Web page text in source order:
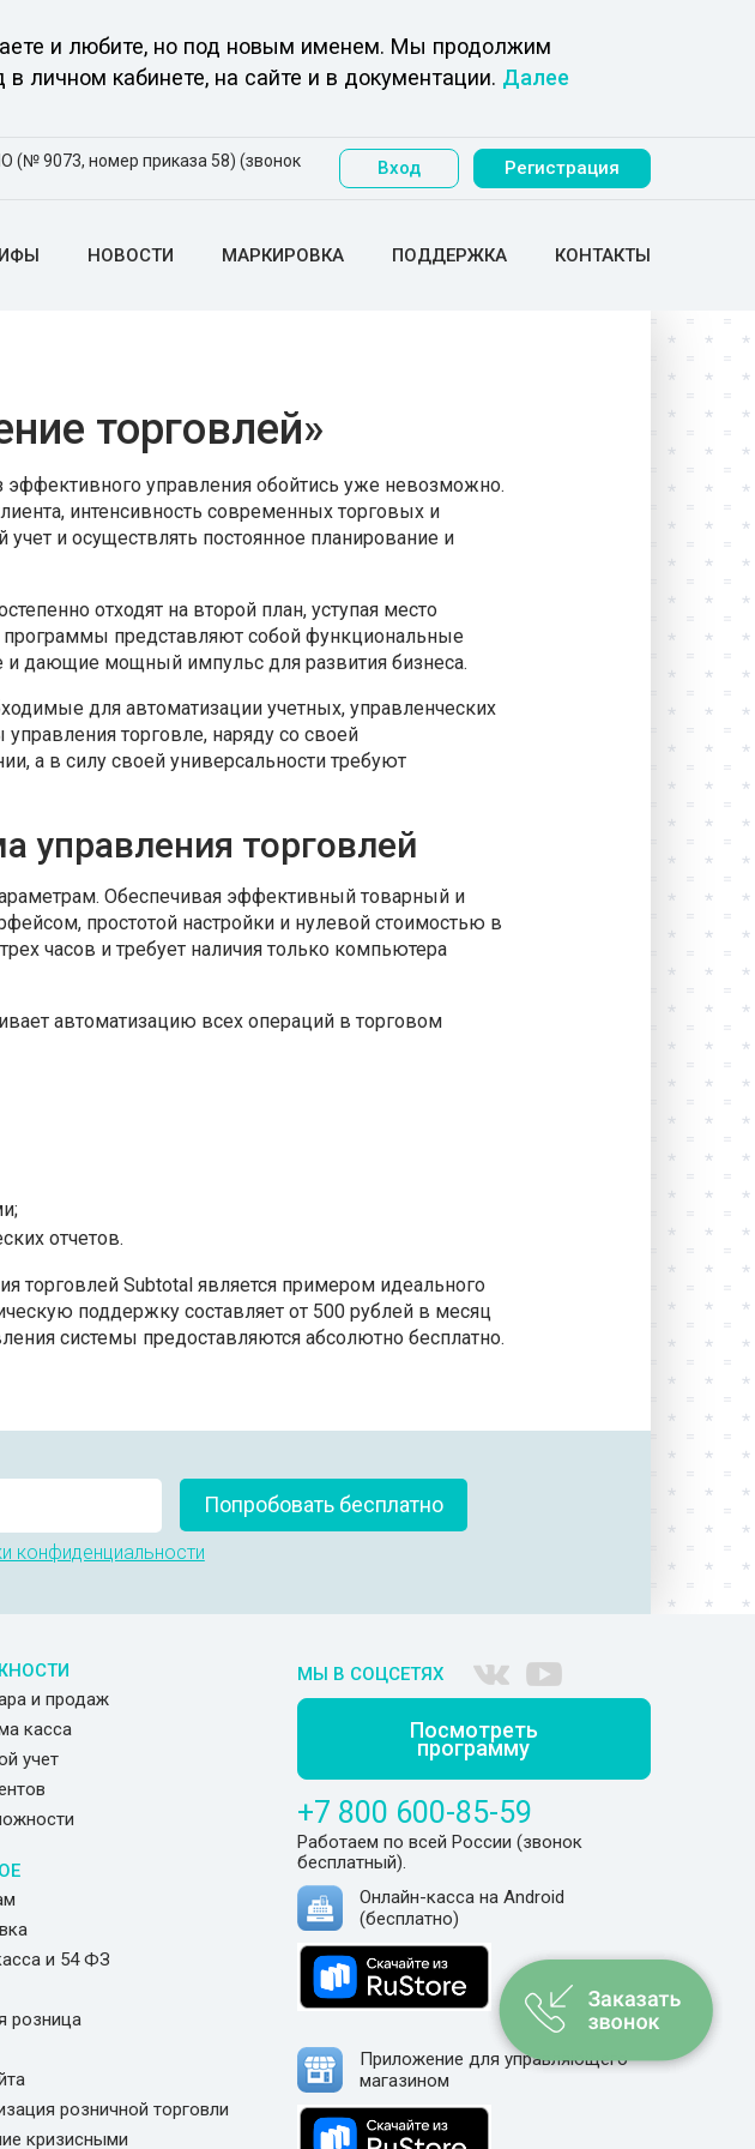
и любите, но под новым именем. Мы продолжим
личном кабинете, на сайте и в документации. Далее
(№ 9073, номер приказа 58) (звонок
Вход Регистрация
НОВОСТИ МАРКИРОВКА ПОДДЕРЖКА КОНТАКТЫ
торговлей»
эффективного управления обойтись уже невозможно.
интенсивность современных торговых и
и осуществлять постоянное планирование и
отходят на второй план, уступая место
представляют собой функциональные
дающие мощный импульс для развития бизнеса.
для автоматизации учетных, управленческих
торговле, наряду со своей
а в силу своей универсальности требуют
управления торговлей
Обеспечивая эффективный товарный и
простотой настройки и нулевой стоимостью в
часов и требует наличия только компьютера
автоматизацию всех операций в торговом
отчетов.
торговлей Subtotal является примером идеального
поддержку составляет от 500 рублей в месяц
системы предоставляются абсолютно бесплатно.
Попробовать бесплатно
конфиденциальности
и продаж
касса
учет
и 54 ФЗ
розница
розничной торговли
кризисными
МЫ В СОЦСЕТЯХ
Посмотреть
программу
+7 800 600-85-59
Работаем по всей России (звонок
бесплатный).
Онлайн-касса на Android
(бесплатно)
Приложение для управляющего
магазином